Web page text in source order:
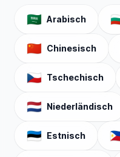
🇸🇦 Arabisch
🇨🇳 Chinesisch
🇨🇿 Tschechisch
🇳🇱 Niederländisch
🇪🇪 Estnisch